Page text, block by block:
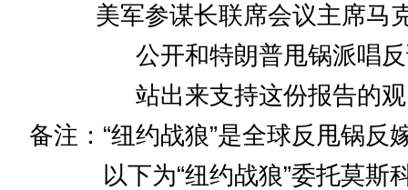
美军参谋长联席会议主席马
公开和特朗普甩锅派唱
站出来支持这份报告的
备注：“纽约战狼”是全球反甩锅反
以下为“纽约战狼”委托莫斯